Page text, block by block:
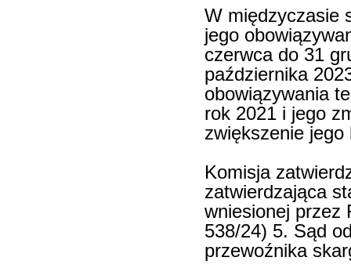
W międzyczasie
jego
czerwca do 31
października
obowiązywania
rok 2021 i jego
zwiększenie
Komisja
zatwierdzająca
wniesionej przez
538/24) 5. Sąd
przewoźnika